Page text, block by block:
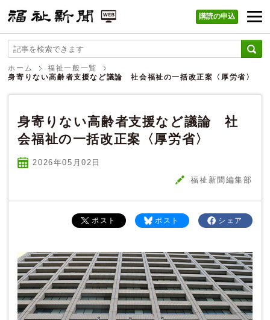
福祉新聞 WEB
購読の申込
ホーム
福祉一般一覧
身寄りない高齢者支援など議論 社会福祉の一括改正案〈厚労省〉
身寄りない高齢者支援など議論 社
会福祉の一括改正案〈厚労省〉
2026年05 月02 日
福祉新聞編集部
シェア
ポスト
ポスト